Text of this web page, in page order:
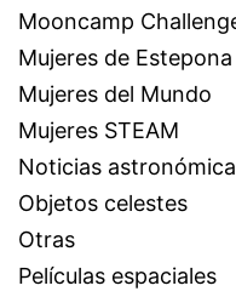
Mooncamp
Mujeres de Estepona
Mujeres del Mundo
Mujeres STEAM
Noticias
Objetos celestes
Otras
Películas espaciales